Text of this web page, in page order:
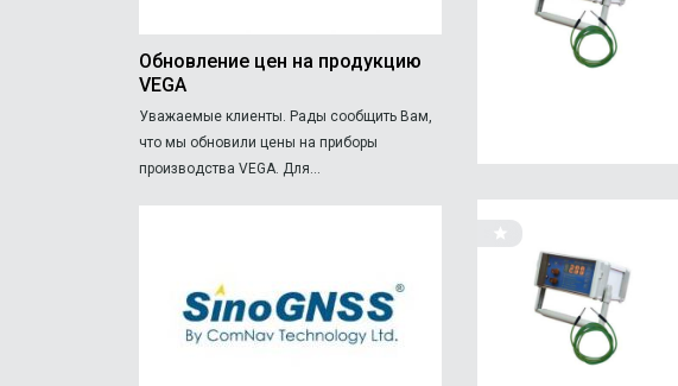
Обновление цен на продукцию
VEGA
Уважаемые клиенты. Рады сообщить Вам,
что мы обновили цены на приборы
производства VEGA. Для...